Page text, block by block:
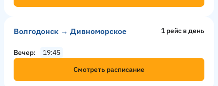
Волгодонск → Дивноморское 1 рейс в день
Вечер
19:45
Смотреть расписание